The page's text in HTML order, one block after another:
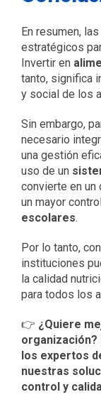
En resumen,
estratégicos
Invertir en
tanto, significa
y social de los
Sin embargo,
necesario
una gestión
uso de un
convierte en
un mayor
escolares.
Por lo tanto,
instituciones
la calidad
para todos los
👉 ¿Quiere
los expertos
nuestras
control y